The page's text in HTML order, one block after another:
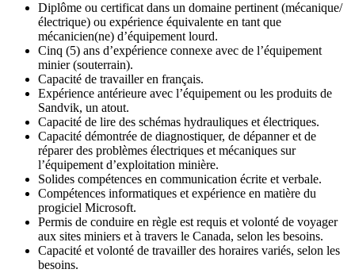
Diplôme ou certificat dans un domaine pertinent (mécanique/
électrique) ou expérience équivalente en tant que
mécanicien(ne) d’équipement lourd.
Cinq (5) ans d’expérience connexe avec de l’équipement
minier (souterrain).
Capacité de travailler en français.
Expérience antérieure avec l’équipement ou les produits de
Sandvik, un atout.
Capacité de lire des schémas hydrauliques et électriques.
Capacité démontrée de diagnostiquer, de dépanner et de
réparer des problèmes électriques et mécaniques sur
l’équipement d’exploitation minière.
Solides compétences en communication écrite et verbale.
Compétences informatiques et expérience en matière du
progiciel Microsoft.
Permis de conduire en règle est requis et volonté de voyager
aux sites miniers et à travers le Canada, selon les besoins.
Capacité et volonté de travailler des horaires variés, selon les
besoins.